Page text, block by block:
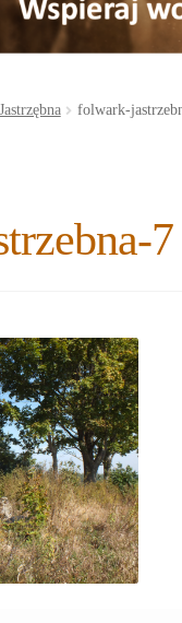
folwark-
7